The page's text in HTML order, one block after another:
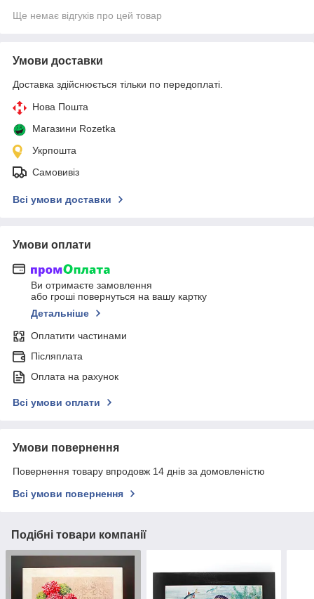
Ще немає відгуків про цей товар
Умови доставки
Доставка здійснюється тільки по передоплаті.
Нова Пошта
Магазини Rozetka
Укрпошта
Самовивіз
Всі умови доставки
Умови оплати
Ви отримаєте замовлення
або гроші повернуться на вашу картку
Детальніше
Оплатити частинами
Післяплата
Оплата на рахунок
Всі умови оплати
Умови повернення
Повернення товару впродовж 14 днів за домовленістю
Всі умови повернення
Подібні товари компанії